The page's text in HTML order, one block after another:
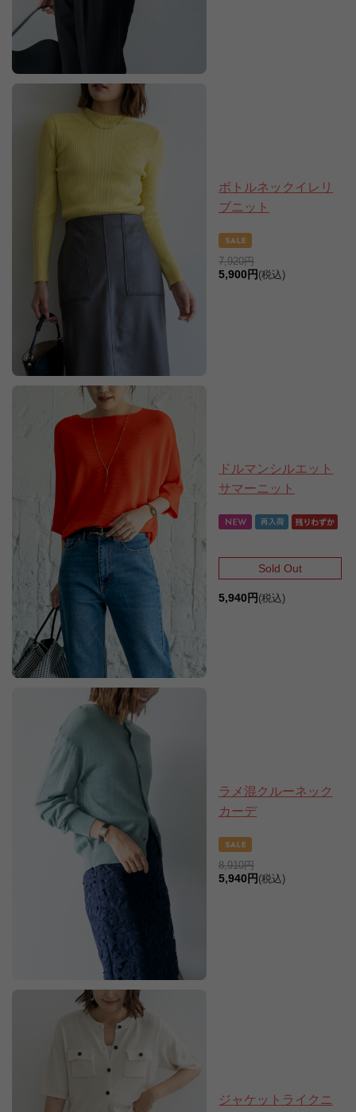
ボトルネックイレリ
ブニット
7,920円
5,900円 (税込)
ドルマンシルエット
サマーニット
Sold Out
5,940円 (税込)
ラメ混クルーネック
カーデ
8,910円
5,940円 (税込)
ジャケットライクニ